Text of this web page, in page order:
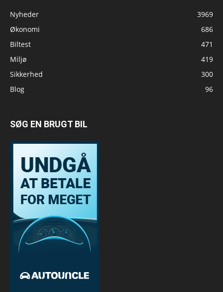
Nyheder
3969
Økonomi
686
Biltest
471
Miljø
419
Sikkerhed
300
Blog
96
SØG EN BRUGT BIL